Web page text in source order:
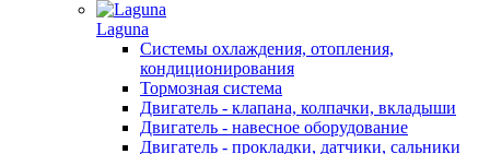
Laguna
Системы охлаждения, отопления,
кондиционирования
Тормозная система
Двигатель - клапана, колпачки, вкладыши
Двигатель - навесное оборудование
Двигатель - прокладки, датчики, сальники